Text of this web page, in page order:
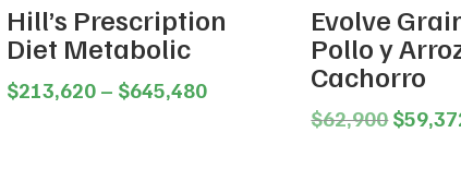
Hill’s Prescription
Diet Metabolic
$213,620 – $645,480Price
Evolve
Pollo y
Cachorro
$62,900 $